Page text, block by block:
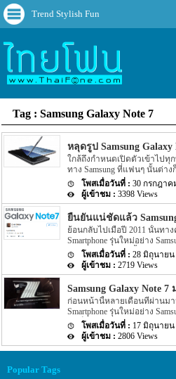
Trend Stylish Fun
Tag : Samsung Galaxy Note 7
หลุดรูป Samsung
ใกล้ถึงกำหนดเปิดตัวเข้าไปทุ
ทาง Samsung ที่แฟนๆ นั้นต่า
ผ่านมาอย่างรุ่น Samsung
Unpacked ที่จะมีขึ้นในวันที่ 2
วันเอง โดยล่าสุดนั้นกลับมีข่าวข
เผยออกมาแล้ว สำหรับข่าวล่า
Samsung อย่าง Samsung
พร้อมกับ Spec ของตัวเครื่องถู
แฟนๆ นั้นตื่นเต้นกันแล้ว โดยร
Galaxy Note 7 จะมีให้เลือก 3 สี
ละเอียดยังได้ระบุเพิ่มเติมอีกด้
อย่าง virtual reality […]
30 กรกฎาค
3398 Views
ยืนยันแน่ชัดแล้ว
ย้อนกลับไปเมื่อปี 2011 นั้นทาง
Smartphone รุ่นใหม่อย่าง
ระยะเวลาเดียวกันนั้นทาง
อย่าง Galaxy S II ออกมาด้วย
Samsung นั้นก็เปิดตัว Galaxy
รุ่นใหม่ๆ ออกมาด้วยเช่นกัน โ
พร้อมกับ Spec และ Feature
ไปอีกนั้นเอง แต่ล่าสุดนั้นกลับมีข่
ทาง Samsung ออกมาอีกครั้ง
ใหม่ของทาง Samsung นั้นยัง
นัก อีกทั้งชื่อรุ่นอย่าง Samsung
28 มิถุนายน
2719 Views
Samsung Galaxy Note
ก่อนหน้านี้หลายเดือนที่ผ่านม
Smartphone รุ่นใหม่อย่าง
จะเป็นรุ่น Samsung Galaxy
กล่าวถือว่าเป็นที่น่าสงสัยเป็น
ที่ผ่านมานั้นก็มีข่าวออกมาอีกว่
Galaxy Note 7 โดยรายละเอี
17 มิถุนายน
2806 Views
Popular Tags